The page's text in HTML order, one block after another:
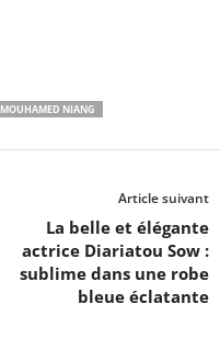
MOUHAMED NIANG
Article suivant
La belle et élégante
actrice Diariatou Sow :
sublime dans une robe
bleue éclatante